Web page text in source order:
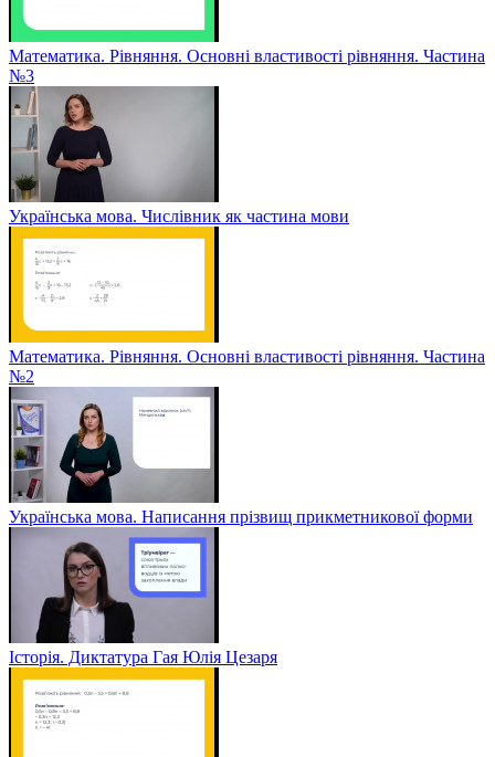
Математика. Рівняння. Основні властивості рівняння. Частина
№3
Українська мова. Числівник як частина мови
Математика. Рівняння. Основні властивості рівняння. Частина
№2
Українська мова. Написання прізвищ прикметникової форми
Історія. Диктатура Гая Юлія Цезаря